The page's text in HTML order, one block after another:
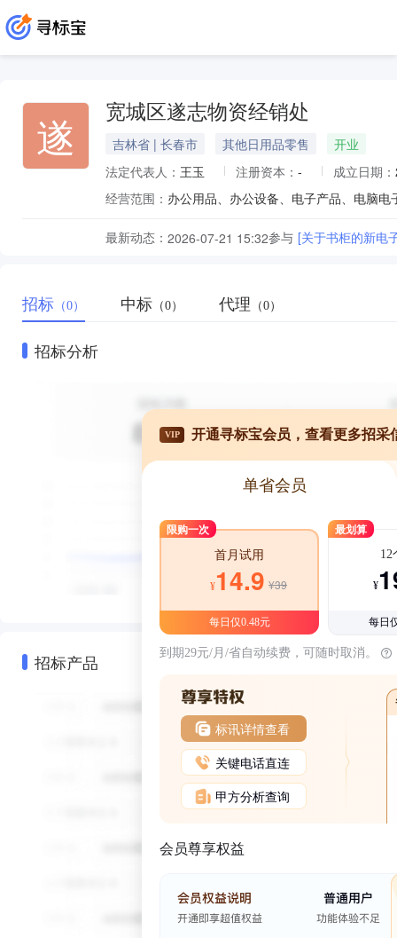
遂 宽城区遂志物资经销处
吉林省 | 长春市 其他日用品零售
开业
法定代表人： 王玉 注册资本： - 成立日期：
经营范围：
最新动态： 2026-07-21 15:32参与 [关于书柜的新电
招标 （0） 中标 （0） 代理 （0）
招标分析
招标产品
VIP 开通寻标宝会员，查看更多招采
单省会员
限购一次
首月试用
¥14.9 ¥39
每日仅0.48元
最划算
12
¥
每日
到期29元/月/省自动续费，可随时取消。
标讯详情查看
关键电话直连
甲方分析查询
会员尊享权益